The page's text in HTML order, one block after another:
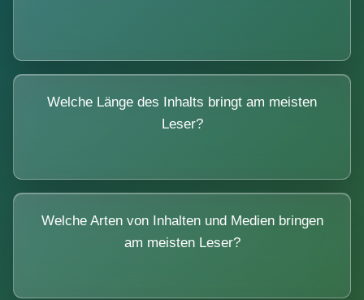
Welche Länge des Inhalts bringt am meisten
Leser?
Welche Arten von Inhalten und Medien bringen
am meisten Leser?